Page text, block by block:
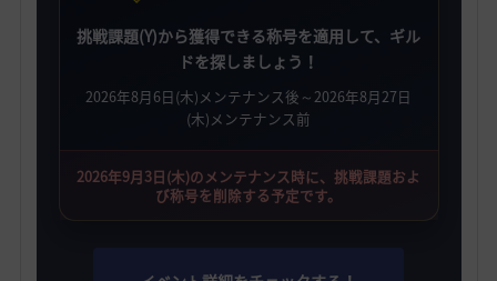
挑戦課題(Y)から獲得できる称号を適用して、ギル
ドを探しましょう！
2026年8月6日(木)メンテナンス後～2026年8月27日
(木)メンテナンス前
2026年9月3日(木)のメンテナンス時に、挑戦課題およ
び称号を削除する予定です。